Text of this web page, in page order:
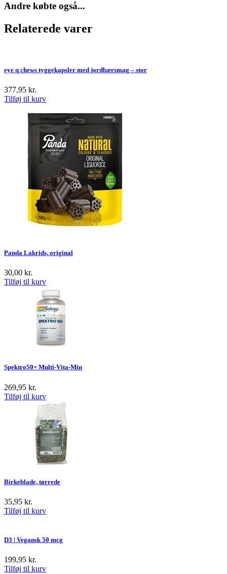
Andre købte også...
Relaterede varer
eye q chews tyggekapsler med jordbærsmag – stor
377,95 kr.
Tilføj til kurv
Panda Lakrids, original
30,00 kr.
Tilføj til kurv
Spektro50+ Multi-Vita-Min
269,95 kr.
Tilføj til kurv
Birkeblade, tørrede
35,95 kr.
Tilføj til kurv
D3 | Vegansk 50 mcg
199,95 kr.
Tilføj til kurv